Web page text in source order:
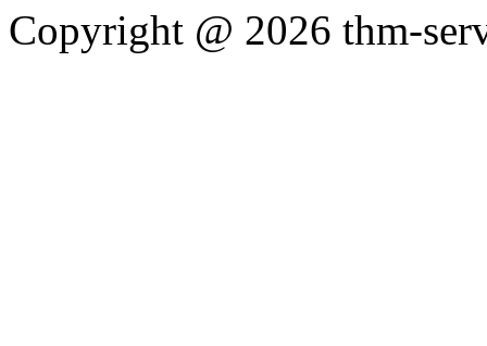
Copyright @ 2026 thm-